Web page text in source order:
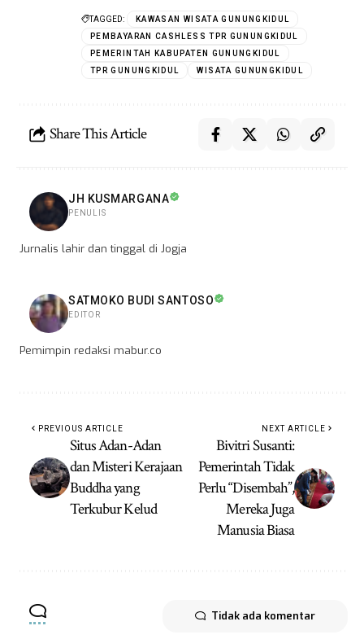
TAGGED:
KAWASAN WISATA GUNUNGKIDUL
PEMBAYARAN CASHLESS TPR GUNUNGKIDUL
PEMERINTAH KABUPATEN GUNUNGKIDUL
TPR GUNUNGKIDUL
WISATA GUNUNGKIDUL
Share This Article
JH KUSMARGANA
PENULIS
Jurnalis lahir dan tinggal di Jogja
SATMOKO BUDI SANTOSO
EDITOR
Pemimpin redaksi mabur.co
PREVIOUS ARTICLE
Situs Adan-Adan
dan Misteri Kerajaan
Buddha yang
Terkubur Kelud
NEXT ARTICLE
Bivitri Susanti:
Pemerintah Tidak
Perlu “Disembah”,
Mereka Juga
Manusia Biasa
Tidak ada komentar